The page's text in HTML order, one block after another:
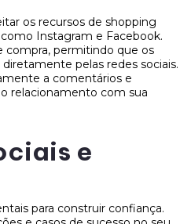
os recursos de shopping
Instagram e Facebook.
compra, permitindo que os
pelas redes sociais.
a comentários e
relacionamento com sua
e
para construir confiança.